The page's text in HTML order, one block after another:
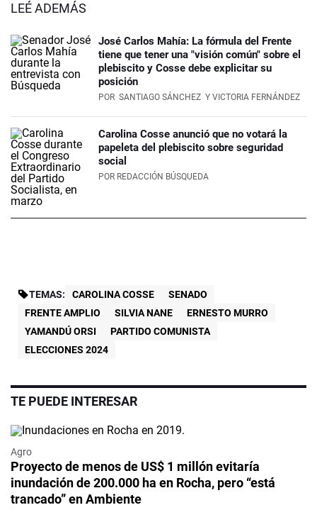
LEÉ ADEMÁS
José Carlos Mahía: La fórmula del Frente
tiene que tener una "visión común" sobre el
plebiscito y Cosse debe explicitar su
posición
POR SANTIAGO SÁNCHEZ Y VICTORIA FERNÁNDEZ
Carolina Cosse anunció que no votará la
papeleta del plebiscito sobre seguridad
social
POR REDACCIÓN BÚSQUEDA
TEMAS: CAROLINA COSSE
SENADO
FRENTE AMPLIO
SILVIA NANE
ERNESTO MURRO
YAMANDÚ ORSI
PARTIDO COMUNISTA
ELECCIONES 2024
TE PUEDE INTERESAR
Agro
Proyecto de menos de US$ 1 millón evitaría
inundación de 200.000 ha en Rocha, pero “está
trancado” en Ambiente